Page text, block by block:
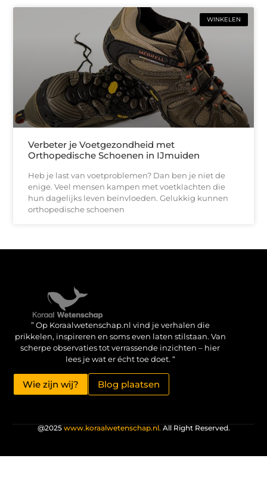
WINKELEN
Verbeter je Voetgezondheid met
Orthopedische Schoenen in IJmuiden
Heb je last van voetproblemen? Dan ben je niet de
enige. Veel mensen kampen met voetklachten die
hun dagelijks leven beïnvloeden. Gelukkig kunnen
orthopedische schoenen
” Op Koraalwetenschap.nl vind je verhalen die
prikkelen, inspireren en soms even laten stilstaan. Van
scherpe observaties tot verrassende inzichten – hier
lees je wat er écht toe doet. “
Wie zijn wij? Blog plaatsen
@2025 www.koraalwetenschap.nl. All Right Reserved.